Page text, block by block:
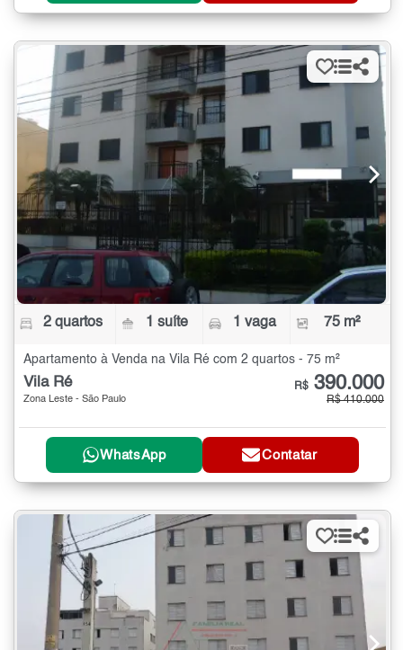
2 quartos 1 suíte 1 vaga 75 m²
Apartamento à Venda na Vila Ré com 2 quartos - 75 m²
Vila Ré
Zona Leste - São Paulo
R$ 390.000
R$ 410.000
WhatsApp Contatar